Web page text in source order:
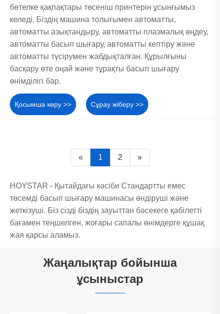
бөтелке қақпақтары төсеніш принтерін ұсынғымыз
келеді. Біздің машина толығымен автоматты,
автоматты азықтандыру, автоматты плазмалық өңдеу,
автоматты басып шығару, автоматты кептіру және
автоматты түсірумен жабдықталған. Құрылғыны
басқару өте оңай және тұрақты басып шығару
өнімділігі бар.
Қосымша көру >> Сұрау жіберу >>
« 1 2 »
HOYSTAR - Қытайдағы кәсіби Стандартты емес
төсемді басып шығару машинасы өндіруші және
жеткізуші. Біз сізді біздің зауыттан бәсекеге қабілетті
бағамен теңшелген, жоғары сапалы өнімдерге құшақ
жая қарсы аламыз.
Жаңалықтар бойынша
ұсыныстар